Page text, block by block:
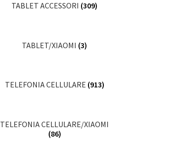
TABLET ACCESSORI (309)
TABLET/XIAOMI (3)
TELEFONIA CELLULARE (913)
TELEFONIA CELLULARE/XIAOMI
(86)